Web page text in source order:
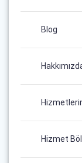
Blog
Hizmet